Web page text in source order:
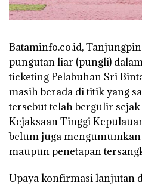
Bataminfo.co.id,
pungutan liar (pungli)
ticketing Pelabuhan Sri
masih berada di titik yang
tersebut telah bergulir
Kejaksaan Tinggi
belum juga
maupun penetapan
Upaya konfirmasi lanjutan